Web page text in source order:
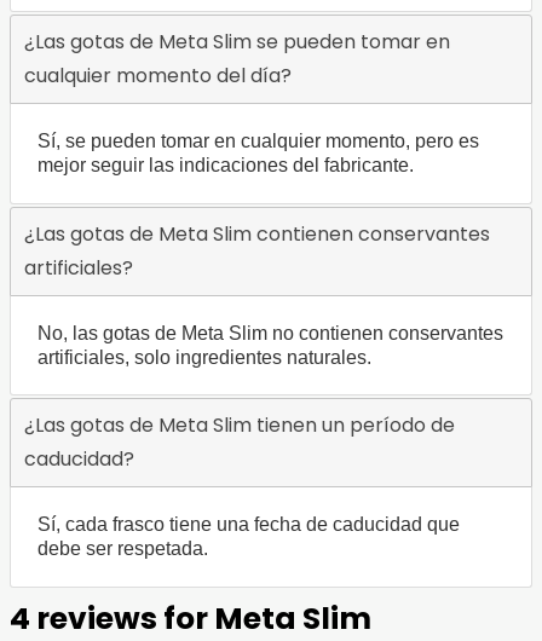
¿Las gotas de Meta Slim se pueden tomar en
cualquier momento del día?
Sí, se pueden tomar en cualquier momento, pero es
mejor seguir las indicaciones del fabricante.
¿Las gotas de Meta Slim contienen conservantes
artificiales?
No, las gotas de Meta Slim no contienen conservantes
artificiales, solo ingredientes naturales.
¿Las gotas de Meta Slim tienen un período de
caducidad?
Sí, cada frasco tiene una fecha de caducidad que
debe ser respetada.
4 reviews for Meta Slim